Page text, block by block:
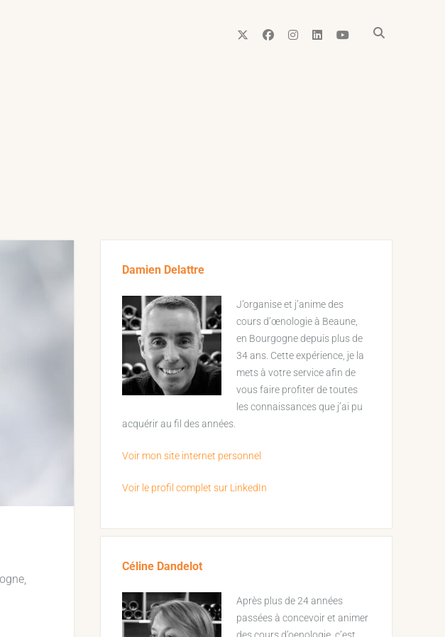
twitter facebookinstagram
linkedinyoutube
Damien Delattre
J’organise et j’anime des
cours d’œnologie à Beaune,
en Bourgogne depuis plus de
34 ans. Cette expérience, je la
mets à votre service afin de
vous faire profiter de toutes
les connaissances que j’ai pu
acquérir au fil des années.
Voir mon site internet personnel
Voir le profil complet sur LinkedIn
Céline Dandelot
Après plus de 24 années
passées à concevoir et animer